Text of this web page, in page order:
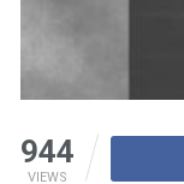
944
VIEWS